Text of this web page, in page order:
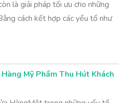
là giải pháp tối ưu cho những
cách kết hợp các yếu tố như
Mỹ Phẩm Thu Hút Khách